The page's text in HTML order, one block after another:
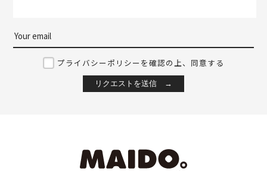
プライバシーポリシーを確認の上、同意する